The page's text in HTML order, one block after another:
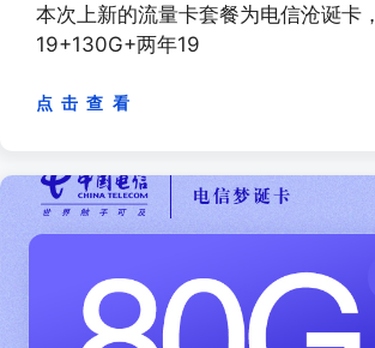
本次上新的流量卡套餐为电信沧诞卡，
19+130G+两年19
点 击 查 看